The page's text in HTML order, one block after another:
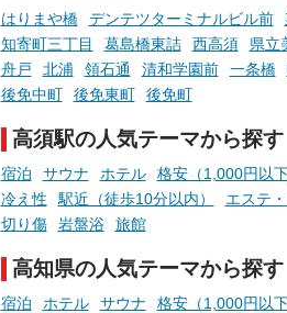
現地取材記事もあわせて紹介し
ていますので、気になる施設は
ぜひチェックして次のおでかけ
先の参考にしてみてください
ね。
め
時
はりまや橋 デンテツターミナルビル前
知寄町三丁目
葛島橋東詰 西高須 県立
舟戸
北浦 領石通 清和学園前 一条橋
後免中町
後免東町 後免町
高須駅の人気テーマから探す
宿泊 サウナ ホテル 格安（1,000円以下
冷え性
駅近（徒歩10分以内） エステ
切り傷
岩盤浴 旅館
高知県の人気テーマから探す
宿泊 ホテル サウナ 格安（1,000円以下